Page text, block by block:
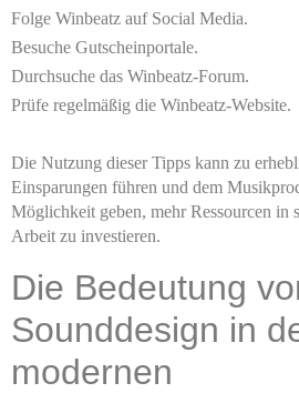
Folge Winbeatz auf Social Media.
Besuche Gutscheinportale.
Durchsuche das Winbeatz-Forum.
Prüfe regelmäßig die Winbeatz-Website.
Die Nutzung dieser Tipps kann zu
Einsparungen führen und dem
Möglichkeit geben, mehr Ressourcen in
Arbeit zu investieren.
Die Bedeutung
Sounddesign in
modernen